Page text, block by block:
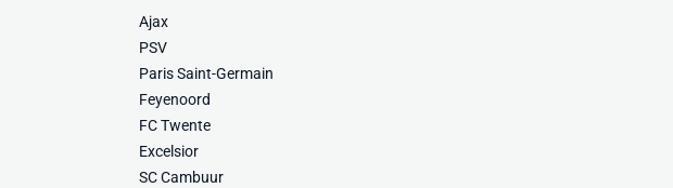
Ajax
PSV
Paris Saint-Germain
Feyenoord
FC Twente
Excelsior
SC Cambuur